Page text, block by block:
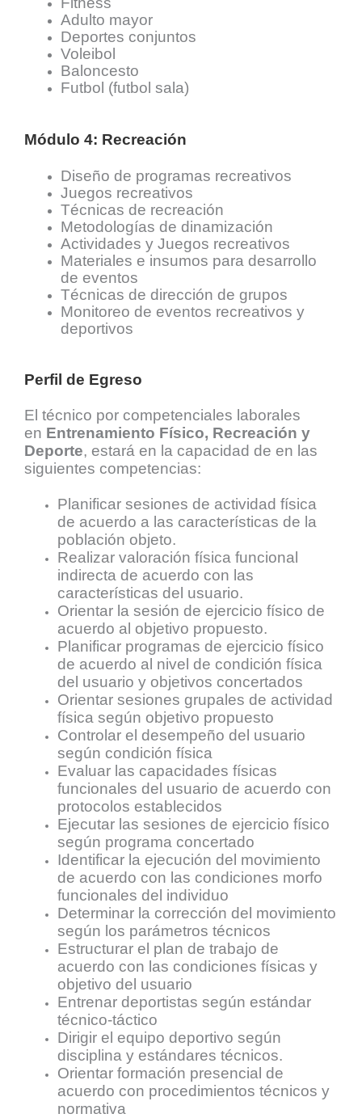
Adulto mayor
Deportes conjuntos
Voleibol
Baloncesto
Futbol (futbol sala)
Módulo 4: Recreación
Diseño de programas recreativos
Juegos recreativos
Técnicas de recreación
Metodologías de dinamización
Actividades y Juegos recreativos
Materiales e insumos para desarrollo
de eventos
Técnicas de dirección de grupos
Monitoreo de eventos recreativos y
deportivos
Perfil de Egreso
El técnico por competenciales laborales
en Entrenamiento Físico, Recreación y
Deporte, estará en la capacidad de en las
siguientes competencias:
Planificar sesiones de actividad física
de acuerdo a las características de la
población objeto.
Realizar valoración física funcional
indirecta de acuerdo con las
características del usuario.
Orientar la sesión de ejercicio físico de
acuerdo al objetivo propuesto.
Planificar programas de ejercicio físico
de acuerdo al nivel de condición física
del usuario y objetivos concertados
Orientar sesiones grupales de actividad
física según objetivo propuesto
Controlar el desempeño del usuario
según condición física
Evaluar las capacidades físicas
funcionales del usuario de acuerdo con
protocolos establecidos
Ejecutar las sesiones de ejercicio físico
según programa concertado
Identificar la ejecución del movimiento
de acuerdo con las condiciones morfo
funcionales del individuo
Determinar la corrección del movimiento
según los parámetros técnicos
Estructurar el plan de trabajo de
acuerdo con las condiciones físicas y
objetivo del usuario
Entrenar deportistas según estándar
técnico-táctico
Dirigir el equipo deportivo según
disciplina y estándares técnicos.
Orientar formación presencial de
acuerdo con procedimientos técnicos y
normativa